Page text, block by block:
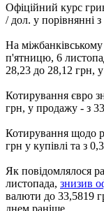
Офіційний курс
/ дол. у порівнянні
На міжбанківському
п'ятницю, 6
28,23 до 28,12 грн,
Котирування євро
грн, у продажу - з
Котирування щодо
грн у купівлі та з
Як повідомлялося
листопада, знизив
валюти до 33,5819
днем ​​раніше.